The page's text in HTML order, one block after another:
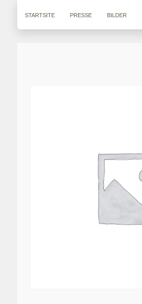
STARTSITE PRESSE BILDER